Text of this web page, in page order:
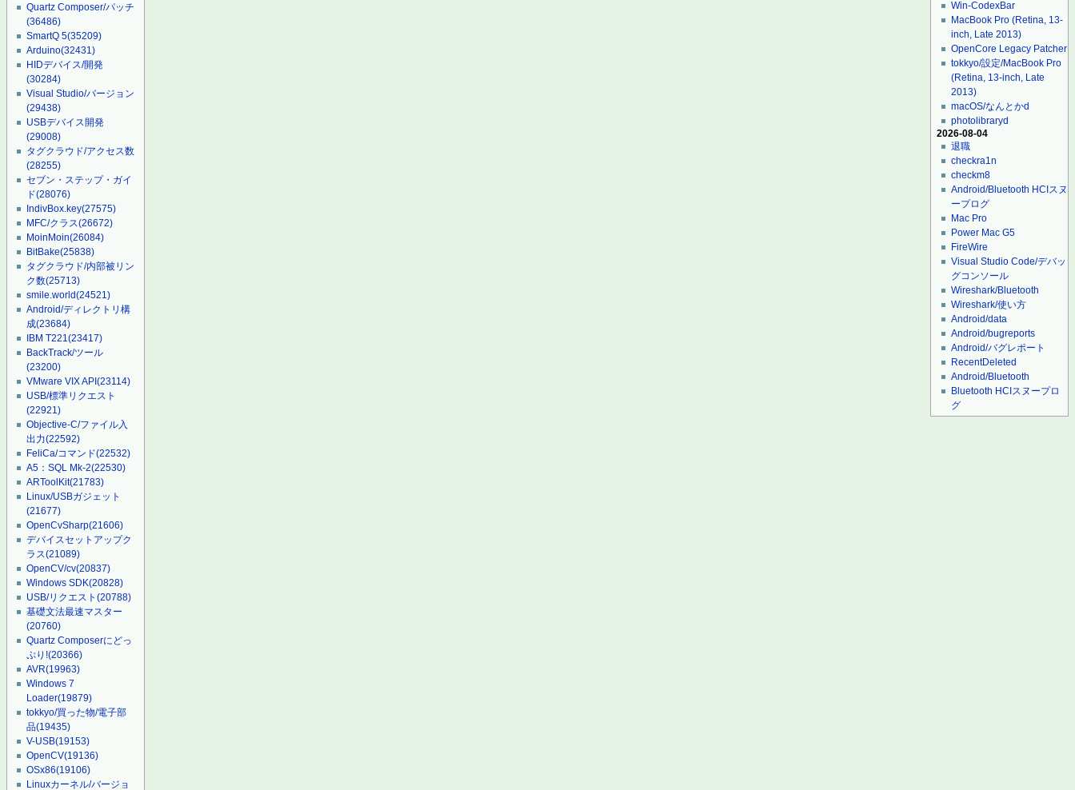
Quartz Composer/パッチ
(36486)
SmartQ 5(35209)
Arduino(32431)
HIDデバイス/開発
(30284)
Visual Studio/バージョン
(29438)
USBデバイス開発
(29008)
タグクラウド/アクセス数
(28255)
セブン・ステップ・ガイ
ド(28076)
IndivBox.key(27575)
MFC/クラス(26672)
MoinMoin(26084)
BitBake(25838)
タグクラウド/内部被リン
ク数(25713)
smile.world(24521)
Android/ディレクトリ構
成(23684)
IBM T221(23417)
BackTrack/ツール
(23200)
VMware VIX API(23114)
USB/標準リクエスト
(22921)
Objective-C/ファイル入
出力(22592)
FeliCa/コマンド(22532)
A5：SQL Mk-2(22530)
ARToolKit(21783)
Linux/USBガジェット
(21677)
OpenCvSharp(21606)
デバイスセットアップク
ラス(21089)
OpenCV/cv(20837)
Windows SDK(20828)
USB/リクエスト(20788)
基礎文法最速マスター
(20760)
Quartz Composerにどっ
ぷり!(20366)
AVR(19963)
Windows 7
Loader(19879)
tokkyo/買った物/電子部
品(19435)
V-USB(19153)
OpenCV(19136)
OSx86(19106)
Linuxカーネル/バージョ
Win-CodexBar
MacBook Pro (Retina, 13-
inch, Late 2013)
OpenCore Legacy Patcher
tokkyo/設定/MacBook Pro
(Retina, 13-inch, Late
2013)
macOS/なんとかd
photolibraryd
2026-08-04
退職
checkra1n
checkm8
Android/Bluetooth HCIスヌ
ープログ
Mac Pro
Power Mac G5
FireWire
Visual Studio Code/デバッ
グコンソール
Wireshark/Bluetooth
Wireshark/使い方
Android/data
Android/bugreports
Android/バグレポート
RecentDeleted
Android/Bluetooth
Bluetooth HCIスヌープロ
グ